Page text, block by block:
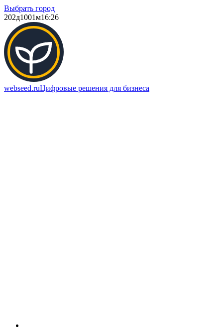
Выбрать город
202д1001м16:26
webseed.ruЦифровые решения для бизнеса